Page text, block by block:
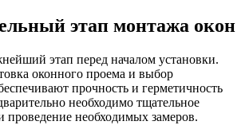
этап монтажа окон
этап перед началом установки.
оконного проема и выбор
прочность и герметичность
необходимо тщательное
проведение необходимых замеров.